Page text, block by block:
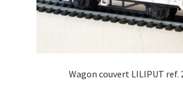
Wagon couvert LILIPUT ref.